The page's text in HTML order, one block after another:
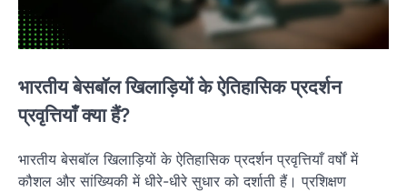
भारतीय बेसबॉल खिलाड़ियों के ऐतिहासिक प्रदर्शन
प्रवृत्तियाँ क्या हैं?
भारतीय बेसबॉल खिलाड़ियों के ऐतिहासिक प्रदर्शन प्रवृत्तियाँ वर्षों में
कौशल और सांख्यिकी में धीरे-धीरे सुधार को दर्शाती हैं। प्रशिक्षण